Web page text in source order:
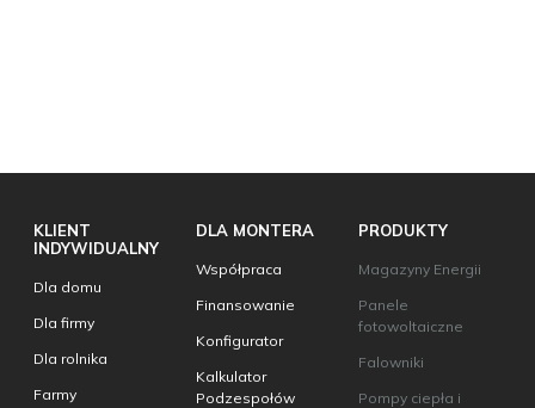
KLIENT
INDYWIDUALNY
Dla domu
Dla firmy
Dla rolnika
Farmy
DLA MONTERA
Współpraca
Finansowanie
Konfigurator
Kalkulator
Podzespołów
PRODUKTY
Magazyny Energii
Panele
fotowoltaiczne
Falowniki
Pompy ciepła i